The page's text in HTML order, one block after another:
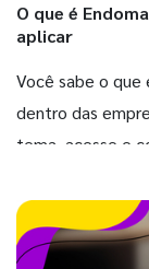
O que é
aplicar
Você sabe o que
dentro das
tema, acesse e